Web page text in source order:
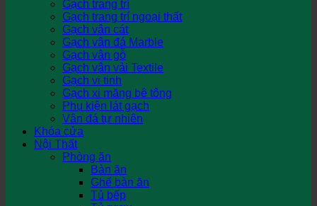
Gạch trang trí
Gạch trang trí ngoại thất
Gạch vân cát
Gạch vân đá Marble
Gạch vân gỗ
Gạch vân vải Textile
Gạch vi tinh
Gạch xi măng bê tông
Phụ kiện lát gạch
Vân đá tự nhiên
Khóa cửa
Nội Thất
Phòng ăn
Bàn ăn
Ghế bàn ăn
Tủ bếp